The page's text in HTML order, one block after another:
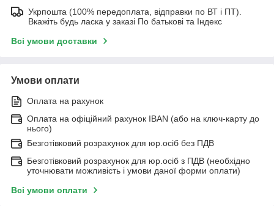
Укрпошта (100% передоплата, відправки по ВТ і ПТ).
Вкажіть будь ласка у заказі По батькові та Індекс
Всі умови доставки
Умови оплати
Оплата на рахунок
Оплата на офіційний рахунок IBAN (або на ключ-карту до
нього)
Безготівковий розрахунок для юр.осіб без ПДВ
Безготівковий розрахунок для юр.осіб з ПДВ (необхідно
уточнювати можливість і умови даної форми оплати)
Всі умови оплати